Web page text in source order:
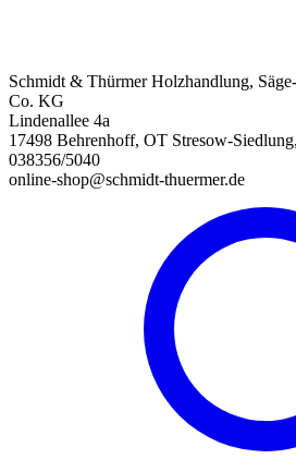
Schmidt & Thürmer Holzhandlung,
Co. KG
Lindenallee 4a
17498 Behrenhoff, OT Stresow-
038356/5040
online-shop@schmidt-thuermer.de